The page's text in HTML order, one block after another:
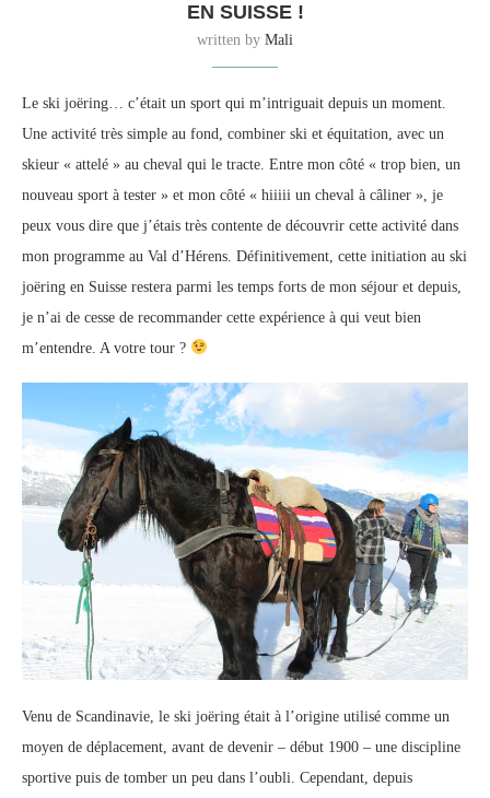
EN SUISSE !
written by Mali
Le ski joëring… c’était un sport qui m’intriguait depuis un moment.
Une activité très simple au fond, combiner ski et équitation, avec un
skieur « attelé » au cheval qui le tracte. Entre mon côté « trop bien, un
nouveau sport à tester » et mon côté « hiiiii un cheval à câliner », je
peux vous dire que j’étais très contente de découvrir cette activité dans
mon programme au Val d’Hérens. Définitivement, cette initiation au ski
joëring en Suisse restera parmi les temps forts de mon séjour et depuis,
je n’ai de cesse de recommander cette expérience à qui veut bien
m’entendre. A votre tour ?
Venu de Scandinavie, le ski joëring était à l’origine utilisé comme un
moyen de déplacement, avant de devenir – début 1900 – une discipline
sportive puis de tomber un peu dans l’oubli. Cependant, depuis